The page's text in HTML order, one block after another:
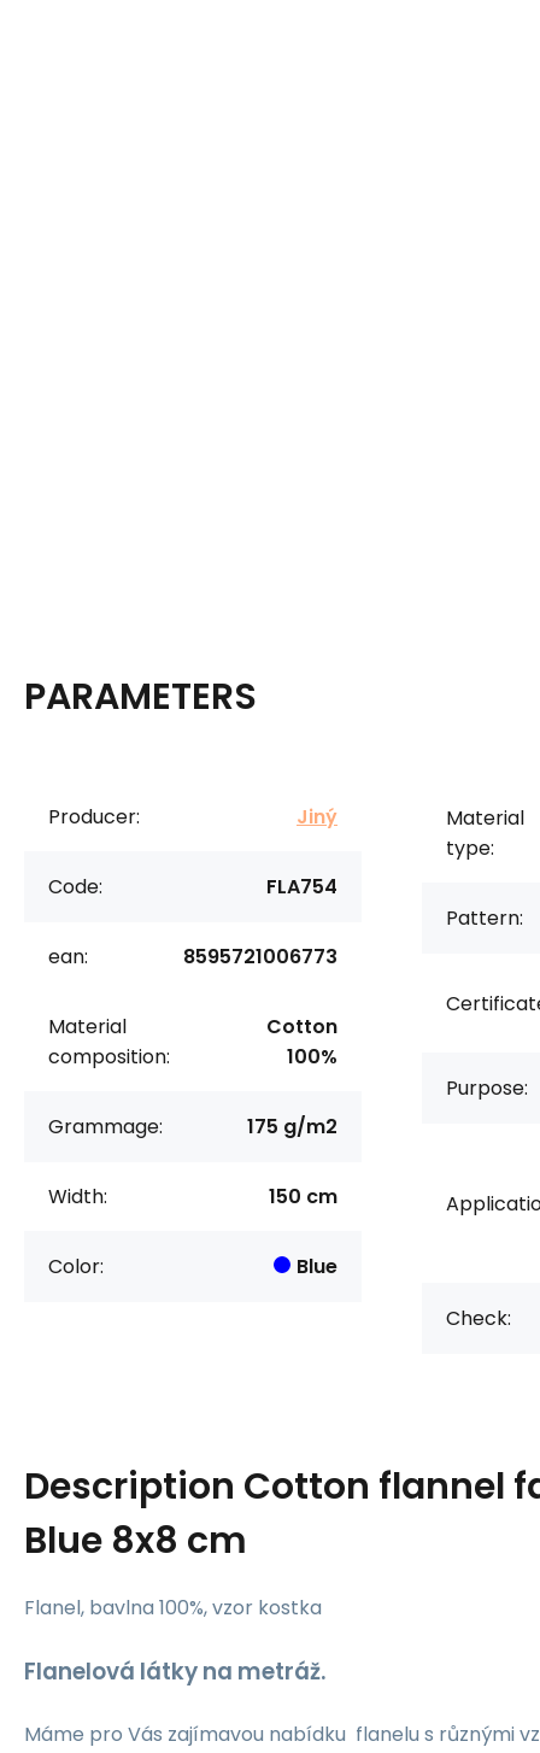
PARAMETERS
Producer: Jiný
Code: FLA754
ean: 8595721006773
Material
composition:
Cotton
100%
Grammage: 175 g/m2
Width: 150 cm
Color: Blue
Material
type:
Pattern:
Purpose:
Check:
Description Cotton flannel
Blue 8x8 cm
Flanel, bavlna 100%, vzor kostka
Flanelová látky na metráž.
Máme pro Vás zajímavou nabídku flanelu s různými